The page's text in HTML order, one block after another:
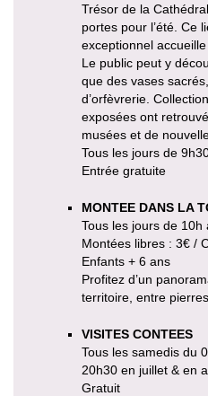
Trésor de la
portes pour l’été. Ce
exceptionnel
Le public peut y
que des vases
d’orfèvrerie.
exposées ont
musées et de
Tous les jours de
Entrée gratuite
MONTEE DANS LA
Tous les jours de 10h
Montées libres : 3€ /
Enfants + 6 ans
Profitez d’un
territoire, entre
VISITES CONTEES
Tous les samedis du
20h30 en juillet & en
Gratuit